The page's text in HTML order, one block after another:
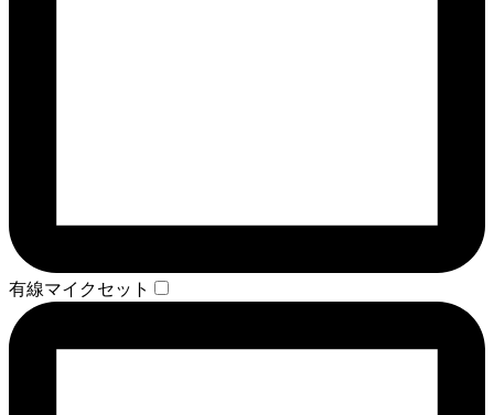
有線マイクセット